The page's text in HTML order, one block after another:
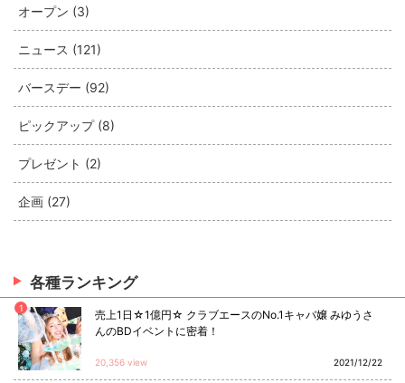
オープン (3)
ニュース (121)
バースデー (92)
ピックアップ (8)
プレゼント (2)
企画 (27)
各種ランキング
1
売上1日☆1億円☆ クラブエースのNo.1キャバ嬢 みゆうさ
んのBDイベントに密着！
20,356 view 2021/12/22